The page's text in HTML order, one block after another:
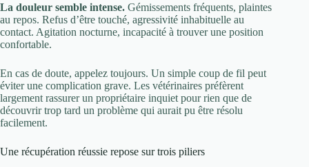
La douleur semble intense. Gémissements fréquents, plaintes
au repos. Refus d’être touché, agressivité inhabituelle au
contact. Agitation nocturne, incapacité à trouver une position
confortable.
En cas de doute, appelez toujours. Un simple coup de fil peut
éviter une complication grave. Les vétérinaires préfèrent
largement rassurer un propriétaire inquiet pour rien que de
découvrir trop tard un problème qui aurait pu être résolu
facilement.
Une récupération réussie repose sur trois piliers